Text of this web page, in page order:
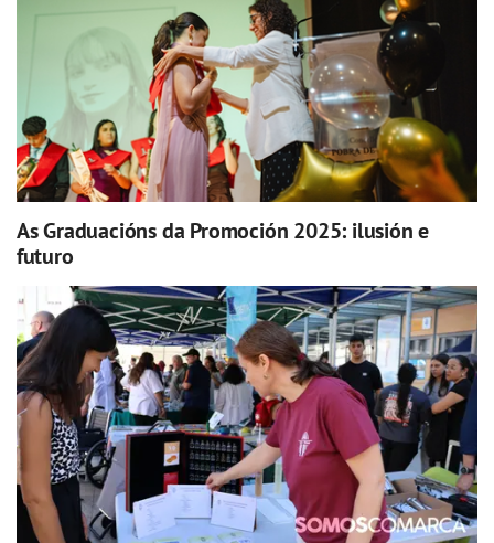
As Graduacións da Promoción 2025: ilusión e
futuro